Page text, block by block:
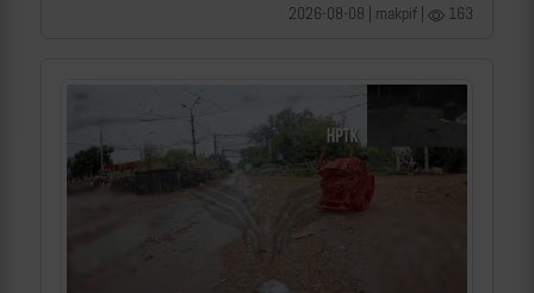
2026-08-08 | makpif | 163